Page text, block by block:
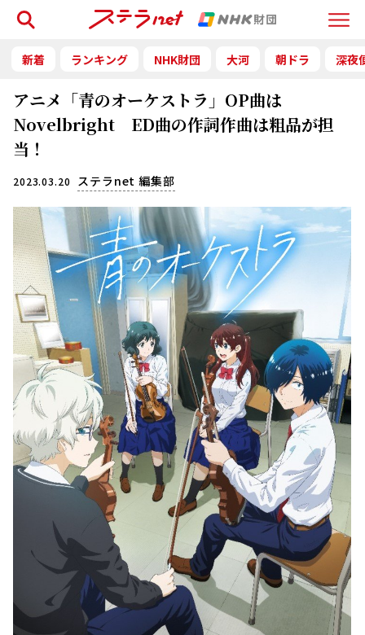
Menu
検索
新着 ランキング NHK財団 大河 朝ドラ 深夜
アニメ「青のオーケストラ」OP曲は
Novelbright ED曲の作詞作曲は粗品が担
当！
2023.03.20 ステラnet 編集部